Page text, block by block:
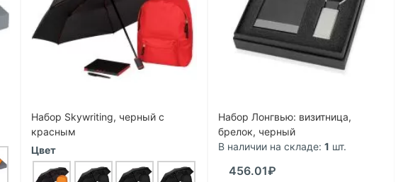
Набор Skywriting, черный с
красным
Цвет
Набор Лонгвью: визитница,
брелок, черный
В наличии на складе: 1 шт.
456.01₽